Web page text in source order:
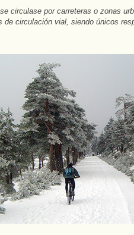
circulase por carreteras o zonas
de circulación vial, siendo únicos